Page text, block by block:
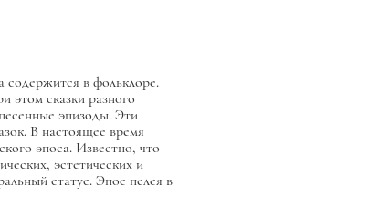
содержится в фольклоре.
этом сказки разного
эпизоды. Эти
В настоящее время
эпоса. Известно, что
эстетических и
статус. Эпос пелся в